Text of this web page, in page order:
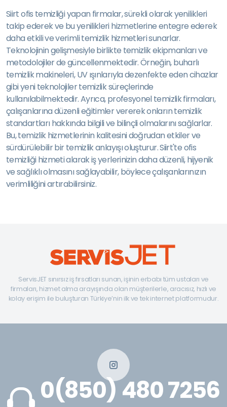
Siirt ofis temizliği yapan firmalar, sürekli olarak yenilikleri
takip ederek ve bu yenilikleri hizmetlerine entegre ederek
daha etkili ve verimli temizlik hizmetleri sunarlar.
Teknolojinin gelişmesiyle birlikte temizlik ekipmanları ve
metodolojiler de güncellenmektedir. Örneğin, buharlı
temizlik makineleri, UV ışınlarıyla dezenfekte eden cihazlar
gibi yeni teknolojiler temizlik süreçlerinde
kullanılabilmektedir. Ayrıca, profesyonel temizlik firmaları,
çalışanlarına düzenli eğitimler vererek onların temizlik
standartları hakkında bilgili ve bilinçli olmalarını sağlarlar.
Bu, temizlik hizmetlerinin kalitesini doğrudan etkiler ve
sürdürülebilir bir temizlik anlayışı oluşturur. Siirt'te ofis
temizliği hizmeti alarak iş yerlerinizin daha düzenli, hijyenik
ve sağlıklı olmasını sağlayabilir, böylece çalışanlarınızın
verimliliğini artırabilirsiniz.
ServisJET sınırsız iş fırsatları sunan, işinin erbabı tüm ustaları ve
firmaları, hizmet alma arayışında olan müşterilerle, aracısız, hızlı ve
kolay erişim ile buluşturan Türkiye’nin ilk ve tek internet platformudur.
0(850) 480 7256